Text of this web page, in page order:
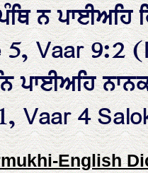
ਨ ਪਾਈਅਹਿ
5, Vaar 9:2
ਪਾਈਅਹਿ
Vaar 4
English